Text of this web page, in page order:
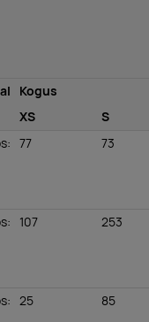
Kogus
XS
S
: 77 73
: 107 253
: 25 85